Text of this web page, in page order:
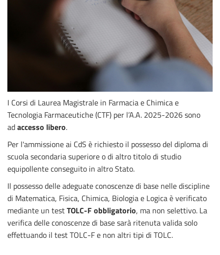
I Corsi di Laurea Magistrale in Farmacia e Chimica e
Tecnologia Farmaceutiche (CTF) per l’A.A. 2025-2026 sono
adaccesso libero.
Per l'ammissione ai CdS è richiesto il possesso del diploma di
scuola secondaria superiore o di altro titolo di studio
equipollente conseguito in altro Stato.
Il possesso delle adeguate conoscenze di base nelle discipline
di Matematica, Fisica, Chimica, Biologia e Logica è verificato
mediante un testTOLC-Fobbligatorio, ma non selettivo. La
verifica delle conoscenze di base sarà ritenuta valida solo
effettuando il test TOLC-F e non altri tipi di TOLC.